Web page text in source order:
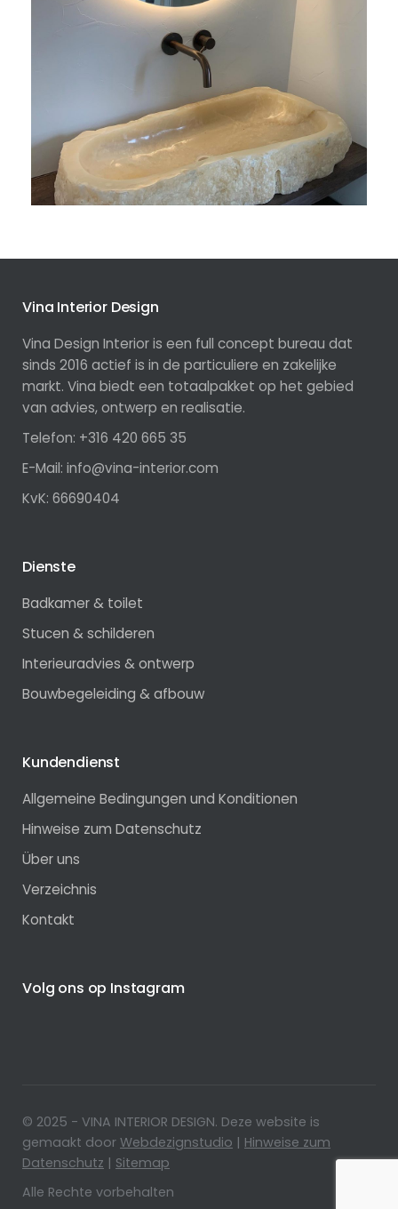
Vina Interior Design
Vina Design Interior is een full concept bureau dat
sinds 2016 actief is in de particuliere en zakelijke
markt. Vina biedt een totaalpakket op het gebied
van advies, ontwerp en realisatie.
Telefon: +316 420 665 35
E-Mail: info@vina-interior.com
KvK: 66690404
Dienste
Badkamer & toilet
Stucen & schilderen
Interieuradvies & ontwerp
Bouwbegeleiding & afbouw
Kundendienst
Allgemeine Bedingungen und Konditionen
Hinweise zum Datenschutz
Über uns
Verzeichnis
Kontakt
Volg ons op Instagram
© 2025 - VINA INTERIOR DESIGN. Deze website is
gemaakt door Webdezignstudio | Hinweise zum
Datenschutz | Sitemap
Alle Rechte vorbehalten